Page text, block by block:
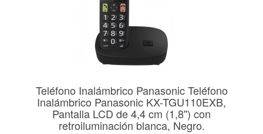
Teléfono Inalámbrico Panasonic Teléfono
Inalámbrico Panasonic KX-TGU110EXB,
Pantalla LCD de 4,4 cm (1,8'') con
retroiluminación blanca, Negro.